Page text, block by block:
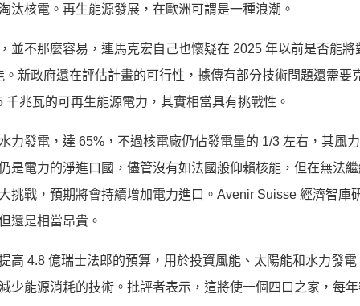
汰核電。再生能源發展，在歐洲可謂是一種浪潮。
並不那麼容易，連馬克宏自己也懷疑在 2025 年以前是否能
新政府還在評估計畫的可行性，據傳有部分技術問題還需要
千兆瓦的可再生能源電力，其實相當具有挑戰性。
力發電，達 65%，不過核電廠仍佔發電量的 1/3 左右，其風
是電力的淨進口國，儘管沒有如法國般仰賴核能，但在無法
挑戰，預期將會持續增加電力進口。Avenir Suisse 經濟智庫
還是相當昂貴。
高 4.8 億瑞士法郎的預算，用於投資風能、太陽能和水力發
少能源消耗的技術。批評者表示，這將使一個四口之家，每